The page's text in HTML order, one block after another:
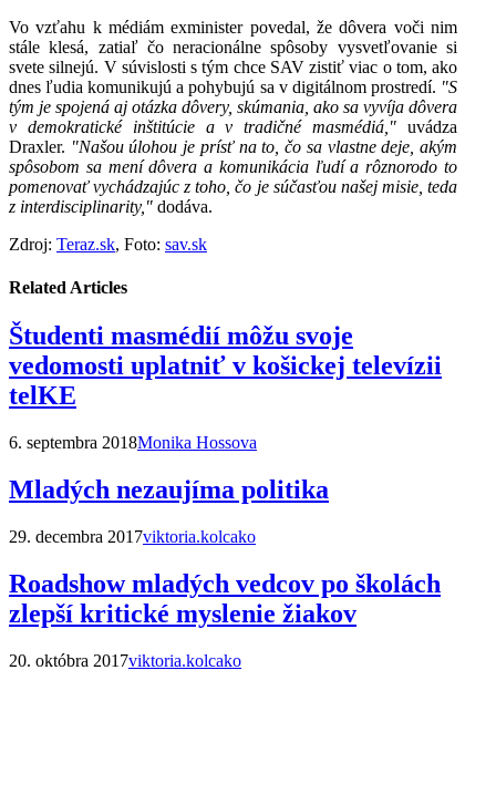
Vo vzťahu k médiám exminister povedal, že dôvera voči nim
stále klesá, zatiaľ čo neracionálne spôsoby vysvetľovanie si
svete silnejú. V súvislosti s tým chce SAV zistiť viac o tom, ako
dnes ľudia komunikujú a pohybujú sa v digitálnom prostredí. "S
tým je spojená aj otázka dôvery, skúmania, ako sa vyvíja dôvera
v demokratické inštitúcie a v tradičné masmédiá," uvádza
Draxler. "Našou úlohou je prísť na to, čo sa vlastne deje, akým
spôsobom sa mení dôvera a komunikácia ľudí a rôznorodo to
pomenovať vychádzajúc z toho, čo je súčasťou našej misie, teda
z interdisciplinarity," dodáva.
Zdroj: Teraz.sk, Foto: sav.sk
Related Articles
Študenti masmédií môžu svoje
vedomosti uplatniť v košickej televízii
telKE
6. septembra 2018Monika Hossova
Mladých nezaujíma politika
29. decembra 2017viktoria.kolcako
Roadshow mladých vedcov po školách
zlepší kritické myslenie žiakov
20. októbra 2017viktoria.kolcako